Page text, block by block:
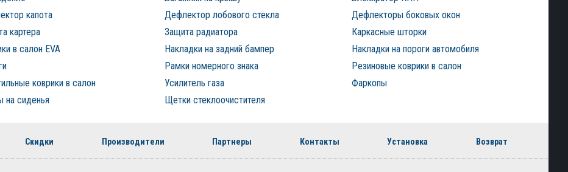
капота Дефлектор лобового стекла
Дефлекторы боковых окон
картера Защита радиатора
Каркасные шторки
в салон EVA Накладки на задний бампер
Накладки на пороги автомобиля
Рамки номерного знака
Резиновые коврики в салон
коврики в салон Усилитель газа
Фаркопы
на сиденья Щетки стеклоочистителя
Скидки Производители Партнеры Контакты Установка Возврат